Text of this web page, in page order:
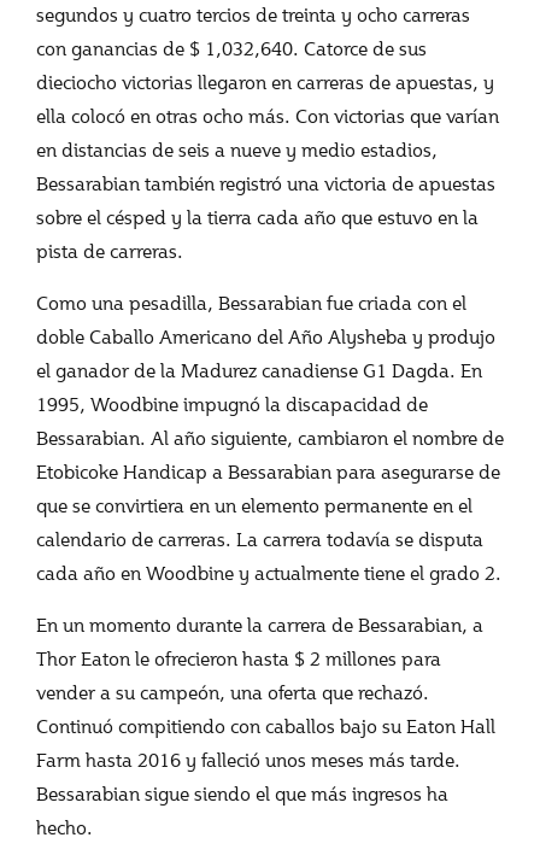
segundos y cuatro tercios de treinta y ocho carreras
con ganancias de $ 1,032,640. Catorce de sus
dieciocho victorias llegaron en carreras de apuestas, y
ella colocó en otras ocho más. Con victorias que varían
en distancias de seis a nueve y medio estadios,
Bessarabian también registró una victoria de apuestas
sobre el césped y la tierra cada año que estuvo en la
pista de carreras.
Como una pesadilla, Bessarabian fue criada con el
doble Caballo Americano del Año Alysheba y produjo
el ganador de la Madurez canadiense G1 Dagda. En
1995, Woodbine impugnó la discapacidad de
Bessarabian. Al año siguiente, cambiaron el nombre de
Etobicoke Handicap a Bessarabian para asegurarse de
que se convirtiera en un elemento permanente en el
calendario de carreras. La carrera todavía se disputa
cada año en Woodbine y actualmente tiene el grado 2.
En un momento durante la carrera de Bessarabian, a
Thor Eaton le ofrecieron hasta $ 2 millones para
vender a su campeón, una oferta que rechazó.
Continuó compitiendo con caballos bajo su Eaton Hall
Farm hasta 2016 y falleció unos meses más tarde.
Bessarabian sigue siendo el que más ingresos ha
hecho.